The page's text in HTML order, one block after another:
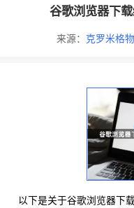
谷歌浏览器下
来源： 克罗米格物
以下是关于谷歌浏览器下